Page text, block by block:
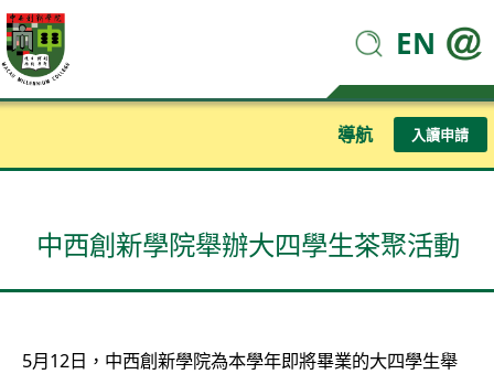
EN
導航 入讀申請
中西創新學院舉辦大四學生茶聚活動
5月12日，中西創新學院為本學年即將畢業的大四學生舉